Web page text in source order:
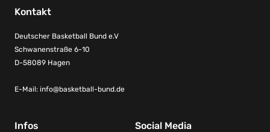
Kontakt
Deutscher Basketball Bund e.V
Schwanenstraße 6-10
D-58089 Hagen
E-Mail: info@basketball-bund.de
Infos Social Media